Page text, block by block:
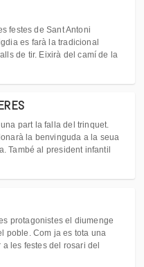
festes de Sant Antoni
es farà la tradicional
de tir. Eixirà del camí de la
part la falla del trinquet.
la benvinguda a la seua
També al president infantil
protagonistes el diumenge
poble. Com ja es tota una
les festes del rosari del